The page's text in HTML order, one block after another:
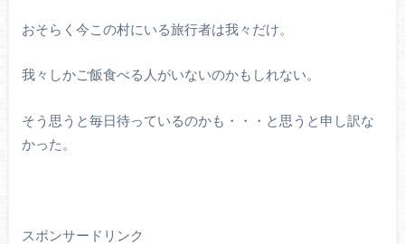
おそらく今この村にいる旅行者は我々だけ。
我々しかご飯食べる人がいないのかもしれない。
そう思うと毎日待っているのかも・・・と思うと申し訳な
かった。
スポンサードリンク